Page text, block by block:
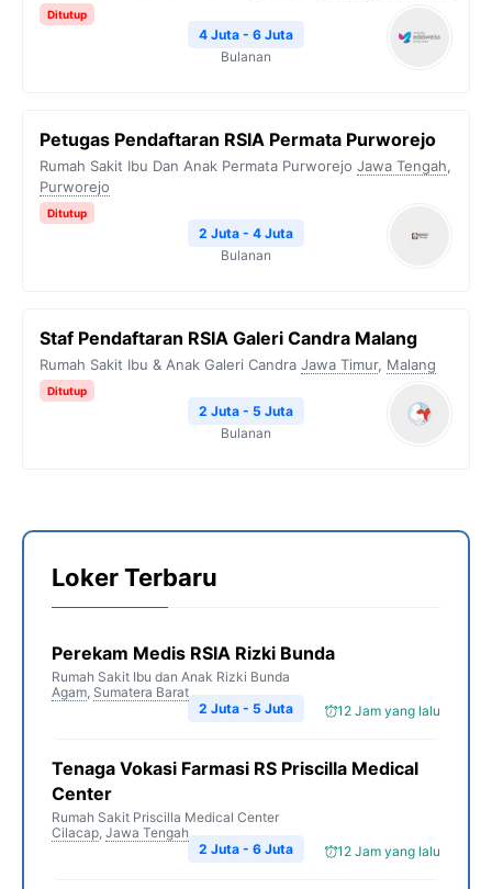
Ditutup
4 Juta - 6 Juta
Bulanan
Petugas Pendaftaran RSIA Permata Purworejo
Rumah Sakit Ibu Dan Anak Permata Purworejo Jawa Tengah,
Purworejo
Ditutup
2 Juta - 4 Juta
Bulanan
Staf Pendaftaran RSIA Galeri Candra Malang
Rumah Sakit Ibu & Anak Galeri Candra Jawa Timur, Malang
Ditutup
2 Juta - 5 Juta
Bulanan
Loker Terbaru
Perekam Medis RSIA Rizki Bunda
Rumah Sakit Ibu dan Anak Rizki Bunda
Agam, Sumatera Barat
12 Jam yang lalu
2 Juta - 5 Juta
Tenaga Vokasi Farmasi RS Priscilla Medical
Center
Rumah Sakit Priscilla Medical Center
Cilacap, Jawa Tengah
12 Jam yang lalu
2 Juta - 6 Juta